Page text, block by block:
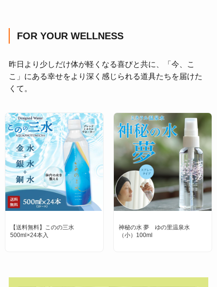
FOR YOUR WELLNESS
昨日より少しだけ体が軽くなる喜びと共に、「今、こ
こ」にある幸せをより深く感じられる道具たちを届けた
くて。
【送料無料】このの三水
500ml×24本入
神秘の水 夢 ゆの里温泉水
（小）100ml